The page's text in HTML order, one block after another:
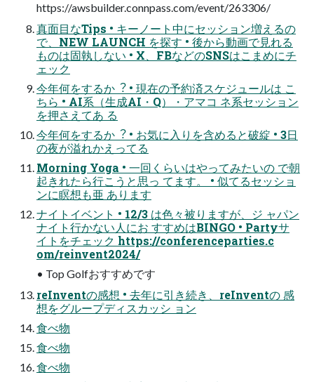
https://awsbuilder.connpass.com/event/263306/
真⾯⽬なTips • キーノート中にセッション増えるの
で、NEW LAUNCH を探す • 後から動画で⾒れる
ものは固執しない • X、FBなどのSNSはこまめにチ
ェック
今年何をするか︖ • 現在の予約済スケジュールは こ
ちら • AI系（⽣成AI・Q）・アマコ ネ系セッション
を押さえてあ る
今年何をするか︖ • お気に⼊りを含めると破綻 • 3⽇
の夜が溢れかえってる
Morning Yoga • ⼀回くらいはやってみたいの で朝
起きれたら⾏こうと思っ てます。 • 似てるセッショ
ンに瞑想も亜 あります
ナイトイベント • 12/3 は⾊々被りますが、ジ ャパン
ナイト⾏かない⼈にお すすめはBINGO • Partyサ
イトをチェック https://conferenceparties.c
om/reinvent2024/
• Top Golfおすすめです
reInventの感想 • 去年に引き続き、reInventの 感
想をグループディスカッシ ョン
⾷べ物
食べ物
⾷べ物